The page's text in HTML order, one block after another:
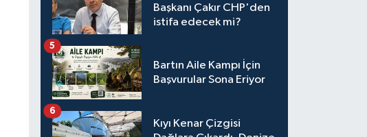
Başkanı Çakır CHP'den
istifa edecek mi?
Bartın Aile Kampı İçin
Başvurular Sona Eriyor
5
Kıyı Kenar Çizgisi
6